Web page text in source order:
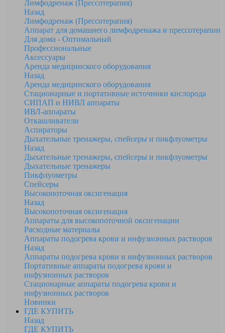
Лимфодренаж (Прессотерапия)
Назад
Лимфодренаж (Прессотерапия)
Аппарат для домашнего лимфодренажа и прессотерапии
Для дома - Оптимальный
Профессиональные
Аксессуары
Аренда медицинского оборудования
Назад
Аренда медицинского оборудования
Стационарные и портативные источники кислорода
СИПАП и НИВЛ аппараты
ИВЛ-аппараты
Откашливатели
Аспираторы
Дыхательные тренажеры, спейсеры и пикфлуометры
Назад
Дыхательные тренажеры, спейсеры и пикфлуометры
Дыхательные тренажеры
Пикфлуометры
Спейсеры
Высокопоточная оксигенация
Назад
Высокопоточная оксигенация
Аппараты для высокопоточной оксигенации
Расходные материалы
Аппараты подогрева крови и инфузионных растворов
Назад
Аппараты подогрева крови и инфузионных растворов
Портативные аппараты подогрева крови и
инфузионных растворов
Стационарные аппараты подогрева крови и
инфузионных растворов
Новинки
ГДЕ КУПИТЬ
Назад
ГДЕ КУПИТЬ